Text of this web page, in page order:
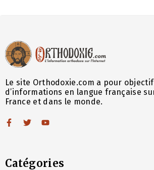
Le site Orthodoxie.com a pour
d’informations en langue française
France et dans le monde.
Catégories